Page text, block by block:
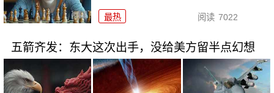
最热 阅读 7022
五箭齐发：东大这次出手，没给美方留半点幻想